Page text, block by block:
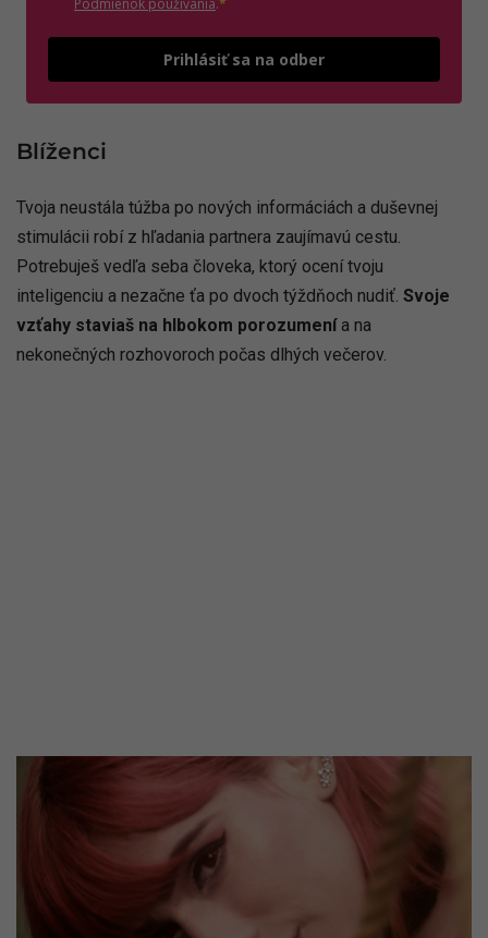
Prihlásiť sa na odber
Blíženci
Tvoja neustála túžba po nových informáciách a duševnej
stimulácii robí z hľadania partnera zaujímavú cestu.
Potrebuješ vedľa seba človeka, ktorý ocení tvoju
inteligenciu a nezačne ťa po dvoch týždňoch nudiť. Svoje
vzťahy staviaš na hlbokom porozumenía na
nekonečných rozhovoroch počas dlhých večerov.